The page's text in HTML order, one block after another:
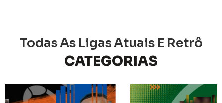
Todas As Ligas Atuais E Retrô
CATEGORIAS